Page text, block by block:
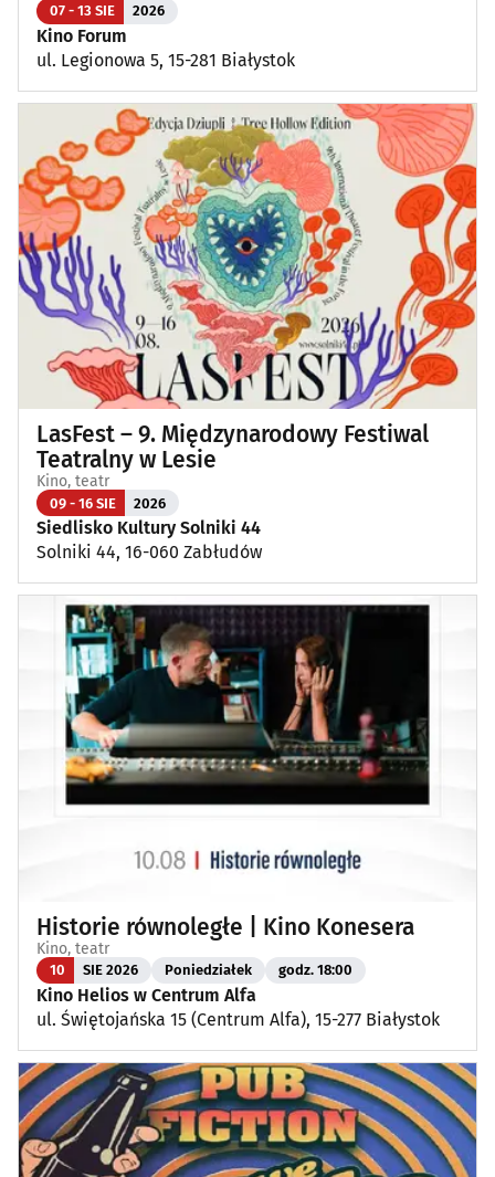
07 - 13 SIE 2026
Kino Forum
ul. Legionowa 5, 15-281 Białystok
LasFest – 9. Międzynarodowy Festiwal
Teatralny w Lesie
Kino, teatr
09 - 16 SIE 2026
Siedlisko Kultury Solniki 44
Solniki 44, 16-060 Zabłudów
Historie równoległe | Kino Konesera
Kino, teatr
10 SIE 2026 Poniedziałek godz. 18:00
Kino Helios w Centrum Alfa
ul. Świętojańska 15 (Centrum Alfa), 15-277 Białystok